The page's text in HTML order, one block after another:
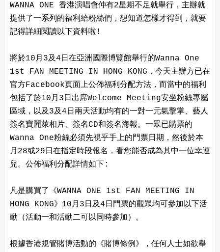
WANNA ONE 香港演唱會仲有2星期不足就舉行，主辦就
提供了一系列的福利給粉絲們，想知道怎樣才得到，就要
記得詳細閱讀以下資料啦!
將於10月3及4日在亞洲國際博覽館舉行的Wanna One
1st FAN MEETING IN HONG KONG，今天主辦方已在
官方Facebook頁面上公佈福利分配方法，而當中的福利
包括了於10月3日出席Welcome Meeting安坐粉絲專屬
區域，以及3及4日兩天活動均有的一對一元氣擊掌、藝人
簽名寶麗萊相片、簽名CD和簽名海報。一眾已購票的
Wanna One粉絲必須先視乎手上的門票日期，然後於本
月28或29日在指定時段報名，看您能否成為其中一位幸運
兒。公佈福利分配詳情如下:
凡是購買了《WANNA ONE 1st FAN MEETING IN
HONG KONG》10月3日及4日門票的觀眾均可參加以下活
動（活動一和活動二可以同時參加）。
根據香港規管賭博活動的《賭博條例》，任何人士如欲舉